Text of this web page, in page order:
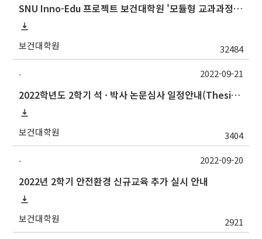
SNU Inno-Edu 프로젝트 보건대학원 '모듈형 교과과정' 안내(revised 2022/2/28)
보건대학원 32484
-
2022학년도 2학기 석 · 박사 논문심사 일정안내(Thesis Defense Schedules)
보건대학원 3404
2022-09-21
-
2022년 2학기 안전환경 신규교육 추가 실시 안내
보건대학원 2921
2022-09-20